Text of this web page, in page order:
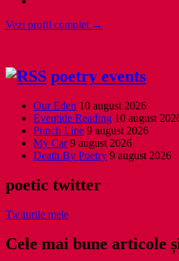
Vezi profil complet →
poetry events
Our Eden 10 august 2026
Eventide Reading 10 august
Punch Line 9 august 2026
My Car 9 august 2026
Death By Poetry 9 august 2026
poetic twitter
Twiturile mele
Cele mai bune articole